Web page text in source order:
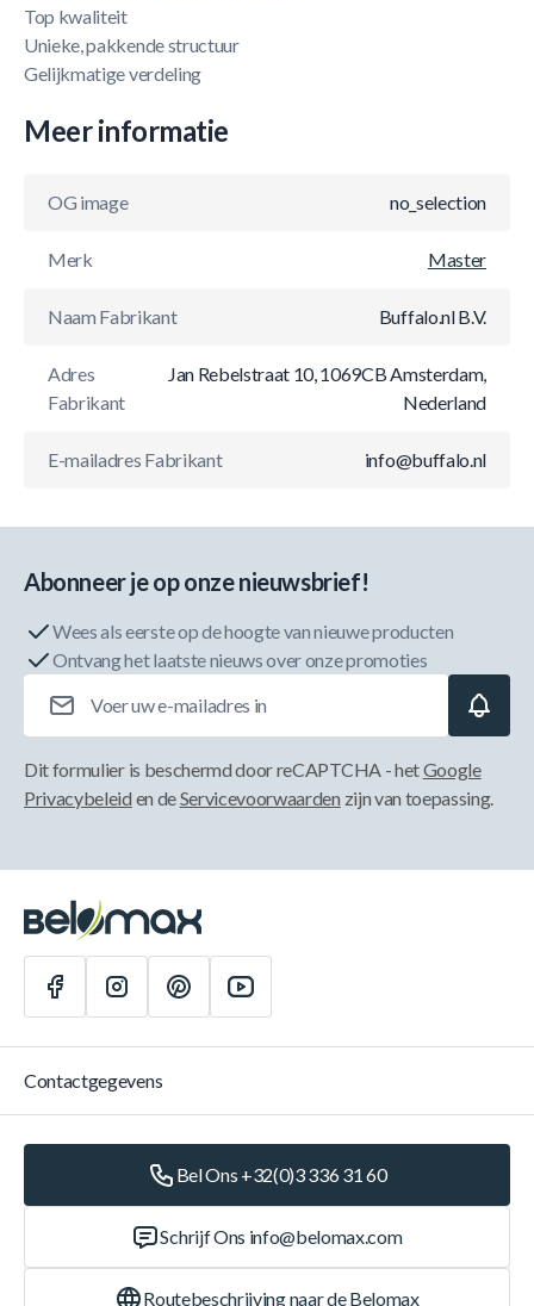
Top kwaliteit
Unieke, pakkende structuur
Gelijkmatige verdeling
Meer informatie
OG image no_selection
Merk Master
Naam Fabrikant Buffalo.nl B.V.
Adres
Fabrikant
Jan Rebelstraat 10, 1069CB Amsterdam,
Nederland
E-mailadres Fabrikant info@buffalo.nl
Abonneer je op onze nieuwsbrief!
Wees als eerste op de hoogte van nieuwe producten
Ontvang het laatste nieuws over onze promoties
Dit formulier is beschermd door reCAPTCHA - hetGoogle
Privacybeleid en deServicevoorwaarden zijn van toepassing.
Contactgegevens
Bel Ons +32(0)3 336 31 60
Schrijf Ons info@belomax.com
Routebeschrijving naar de Belomax